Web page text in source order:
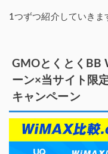
1つずつ紹介していきま
GMOとくとくBB
ーン×当サイト限
キャンペーン